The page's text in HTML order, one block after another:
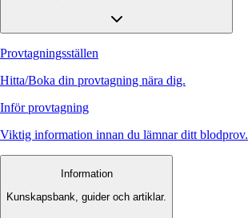
Provtagningsställen
Hitta/Boka din provtagning nära dig.
Inför provtagning
Viktig information innan du lämnar ditt blodprov.
Information
Kunskapsbank, guider och artiklar.